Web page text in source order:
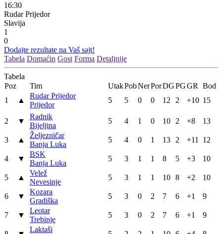
16:30
Rudar Prijedor
Slavija
1
0
Dodajte rezultate na Vaš sajt!
Tabela Domaćin Gost Forma Detaljnije
Tabela
Poz
Tim UtakPobNerPorDGPGGR
Bod
1
▲
Rudar Prijedor
Prijedor
5 5 0 0 12 2 +10 15
2 ▼
Radnik
Bijeljina
5 4 1 0 10 2 +8 13
3 ▲
Željezničar
Banja Luka
5 4 0 1 13 2 +11 12
4 ▼
BSK
Banja Luka
5 3 1 1 8 5 +3 10
5 ▲
Velež
Nevesinje
5 3 1 1 10 8 +2 10
6 ▼
Kozara
Gradiška
5 3 0 2 7 6 +1 9
7 ▼
Leotar
Trebinje
5 3 0 2 7 6 +1 9
Laktaši